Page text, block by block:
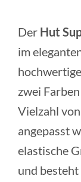
Der Hut
im
zwei
Vielzahl
angepasst
elastische
und